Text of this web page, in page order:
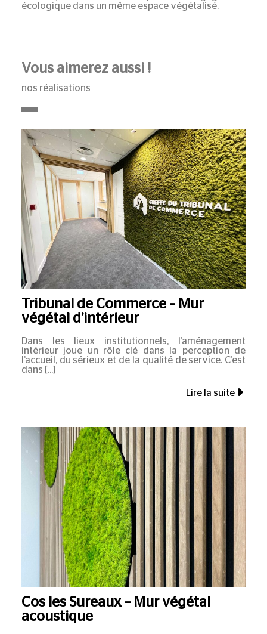
écologique dans un même espace végétalisé.
Vous aimerez aussi !
nos réalisations
Tribunal de Commerce – Mur
végétal d’intérieur
Dans les lieux institutionnels, l’aménagement
intérieur joue un rôle clé dans la perception de
l’accueil, du sérieux et de la qualité de service. C’est
dans
Lire la suite
Cos les Sureaux – Mur végétal
acoustique